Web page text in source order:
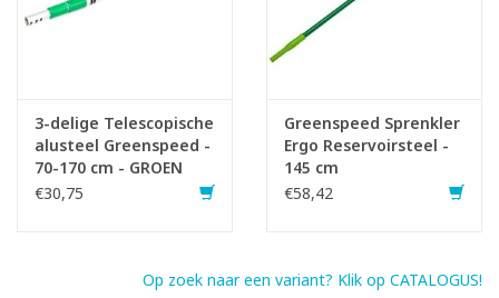
3-delige Telescopische
alusteel Greenspeed -
70-170 cm - GROEN
€30,75
Greenspeed Sprenkler
Ergo Reservoirsteel -
145 cm
€58,42
Op zoek naar een variant? Klik op CATALOGUS!